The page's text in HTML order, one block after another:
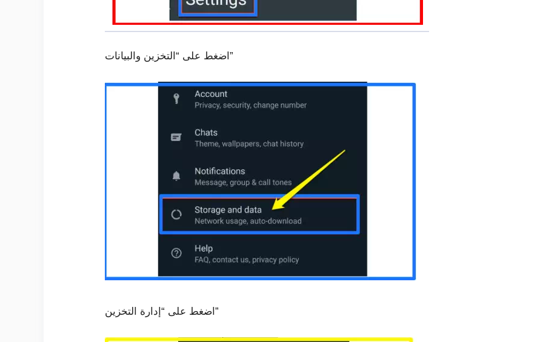
اضغط على “التخزين والبيانات”
اضغط على “إدارة التخزين”